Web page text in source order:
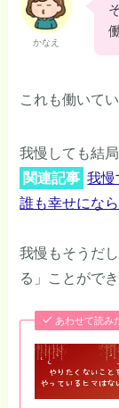
かなえ
これも働いて
我慢しても結
関連記事 我慢
誰も幸せになら
我慢もそうだ
る」ことがで
あわせて読み